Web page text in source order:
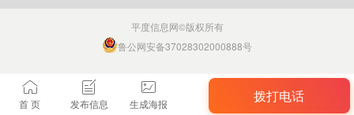
拨打电话
首 页 发布信息 生成海报
平度信息网©版权所有
鲁公网安备37028302000888号